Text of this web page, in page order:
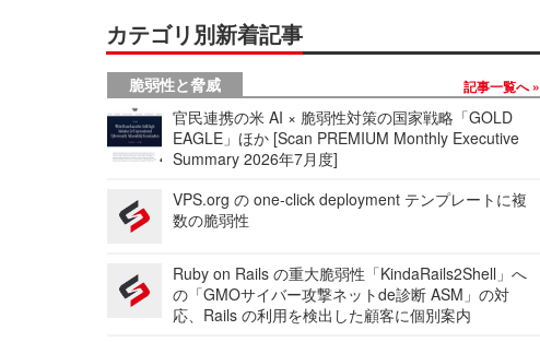
カテゴリ別新着記事
脆弱性と脅威 記事一覧へ
官民連携の米 AI × 脆弱性対策の国家戦略「GOLD
EAGLE」ほか [Scan PREMIUM Monthly Executive
Summary 2026年7月度]
VPS.org の one-click deployment テンプレートに複
数の脆弱性
Ruby on Rails の重大脆弱性「KindaRails2Shell」へ
の「GMOサイバー攻撃ネットde診断 ASM」の対
応、Rails の利用を検出した顧客に個別案内